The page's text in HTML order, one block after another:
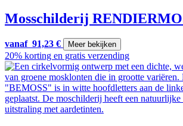
Mosschilderij
vanaf 91,23 € Meer bekijken
20% korting en gratis verzending